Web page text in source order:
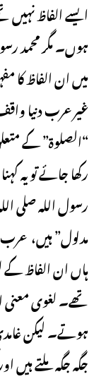
ایسے الفاظ
ہوں۔ مگر محمد
میں ان الفاظ کا
غیرعرب دنیا
“الصلوۃ” کے
رکھا جائے تو یہ
رسول اللہ صلی
مدلول” ہیں،
ہاں ان الفاظ
تھے۔ لغوی معنی
ہوتے۔ لیکن
جگہ جگہ ملتے